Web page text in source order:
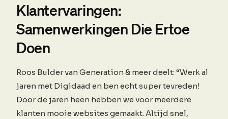
Klantervaringen:
Samenwerkingen Die Ertoe
Doen
Roos Bulder van Generation & meer deelt: “Werk al
jaren met Digidaad en ben echt super tevreden!
Door de jaren heen hebben we voor meerdere
klanten mooie websites gemaakt. Altijd snel,